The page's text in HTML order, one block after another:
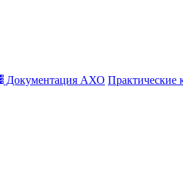
Документация АХО Практические